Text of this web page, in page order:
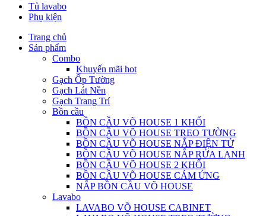
Tủ lavabo
Phụ kiện
Trang chủ
Sản phẩm
Combo
Khuyến mãi hot
Gạch Ốp Tường
Gạch Lát Nền
Gạch Trang Trí
Bồn cầu
BỒN CẦU VÕ HOUSE 1 KHỐI
BỒN CẦU VÕ HOUSE TREO TƯỜNG
BỒN CẦU VÕ HOUSE NẮP ĐIỆN TỬ
BỒN CẦU VÕ HOUSE NẮP RỬA LẠNH
BỒN CẦU VÕ HOUSE 2 KHỐI
BỒN CẦU VÕ HOUSE CẢM ỨNG
NẮP BỒN CẦU VÕ HOUSE
Lavabo
LAVABO VÕ HOUSE CABINET